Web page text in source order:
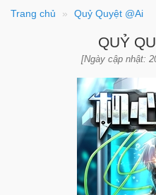
Trang chủ Quỷ Quyệt @Ai
QUỶ
[Ngày cập nhật: